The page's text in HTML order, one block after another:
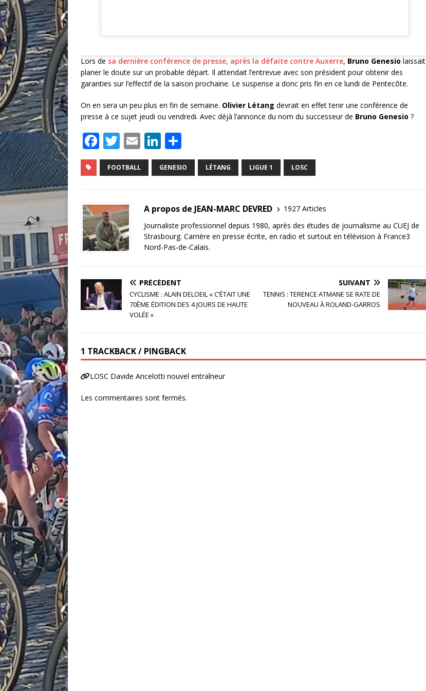
Lors de sa dernière conférence de presse, après la défaite contre Auxerre, Bruno Genesio laissait
planer le doute sur un probable départ. Il attendait l’entrevue avec son président pour obtenir des
garanties sur l’effectif de la saison prochaine. Le suspense a donc pris fin en ce lundi de Pentecôte.
On en sera un peu plus en fin de semaine. Olivier Létang devrait en effet tenir une conférence de
presse à ce sujet jeudi ou vendredi. Avec déjà l’annonce du nom du successeur de Bruno Genesio ?
F
a
c
b
o
o
k
T
w
it
r
E
m
ai
Li
n
k
dI
n
ar
ta
e
r
FOOTBALL GENESIO LÉTANG LIGUE 1 LOSC
A propos de JEAN-MARC DEVRED
1927 Articles
Journaliste professionnel depuis 1980, après des études de journalisme au CUEJ de
Strasbourg. Carrière en presse écrite, en radio et surtout en télévision à France3
Nord-Pas-de-Calais.
PRÉCÉDENT
CYCLISME : ALAIN DELOEIL « C’ÉTAIT UNE
70ÈME ÉDITION DES 4 JOURS DE HAUTE
VOLÉE »
SUIVANT
TENNIS : TERENCE ATMANE SE RATE DE
NOUVEAU À ROLAND-GARROS
1 TRACKBACK / PINGBACK
LOSC Davide Ancelotti nouvel entraîneur
Les commentaires sont fermés.